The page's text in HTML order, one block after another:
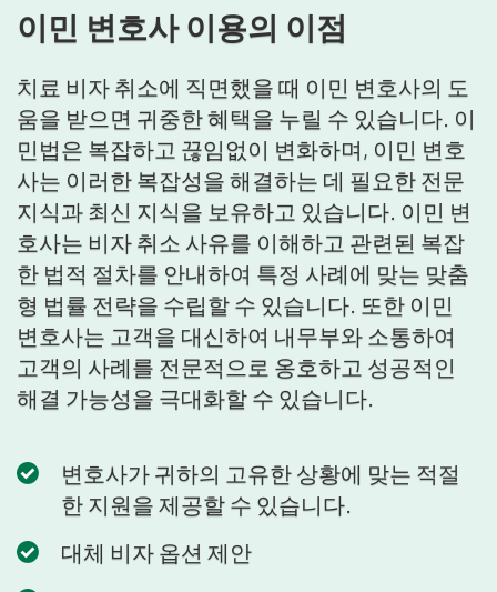
이민 변호사 이용의 이점
치료 비자 취소에 직면했을 때 이민 변호사의 도
움을 받으면 귀중한 혜택을 누릴 수 있습니다. 이
민법은 복잡하고 끊임없이 변화하며, 이민 변호
사는 이러한 복잡성을 해결하는 데 필요한 전문
지식과 최신 지식을 보유하고 있습니다. 이민 변
호사는 비자 취소 사유를 이해하고 관련된 복잡
한 법적 절차를 안내하여 특정 사례에 맞는 맞춤
형 법률 전략을 수립할 수 있습니다. 또한 이민
변호사는 고객을 대신하여 내무부와 소통하여
고객의 사례를 전문적으로 옹호하고 성공적인
해결 가능성을 극대화할 수 있습니다.
변호사가 귀하의 고유한 상황에 맞는 적절
한 지원을 제공할 수 있습니다.
대체 비자 옵션 제안